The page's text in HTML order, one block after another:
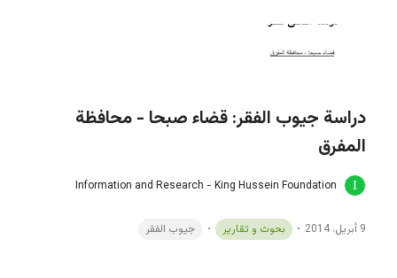
دراسة جيوب الفقر: قضاء صبحا - محافظة
المفرق
Information and Research - King Hussein Foundation
9 أبريل، 2014 بحوث و تقارير جيوب الفقر